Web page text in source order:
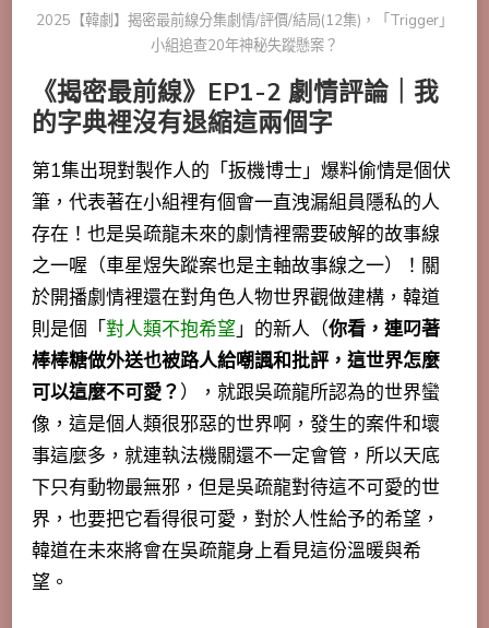
2025【韓劇】揭密最前線分集劇情/評價/結局(12集)，「Trigger」
小組追查20年神秘失蹤懸案？
《揭密最前線》EP1-2 劇情評論｜我
的字典裡沒有退縮這兩個字
第1集出現對製作人的「扳機博士」爆料偷情是個伏
筆，代表著在小組裡有個會一直洩漏組員隱私的人
存在！也是吳疏龍未來的劇情裡需要破解的故事線
之一喔（車星煜失蹤案也是主軸故事線之一）！關
於開播劇情裡還在對角色人物世界觀做建構，韓道
則是個「對人類不抱希望」的新人（你看，連叼著
棒棒糖做外送也被路人給嘲諷和批評，這世界怎麼
可以這麼不可愛？），就跟吳疏龍所認為的世界蠻
像，這是個人類很邪惡的世界啊，發生的案件和壞
事這麼多，就連執法機關還不一定會管，所以天底
下只有動物最無邪，但是吳疏龍對待這不可愛的世
界，也要把它看得很可愛，對於人性給予的希望，
韓道在未來將會在吳疏龍身上看見這份溫暖與希
望。